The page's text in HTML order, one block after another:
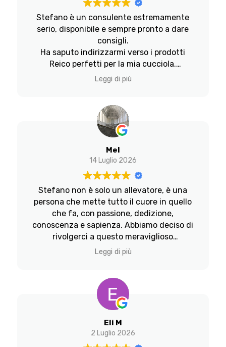
Stefano è un consulente estremamente
serio, disponibile e sempre pronto a dare
consigli.
Ha saputo indirizzarmi verso i prodotti
Reico perfetti per la mia cucciola.
Prima, con le crocchette industriali, la
quando siamo passati a Reico, sta
benissimo.
Grazie mille Stefano per la tua
professionalità!
Leggi di più
Mel
14 Luglio 2026
Stefano non è solo un allevatore, è una
persona che mette tutto il cuore in quello
che fa, con passione, dedizione,
conoscenza e sapienza. Abbiamo deciso di
rivolgerci a questo meraviglioso
allevamento per il nostro primo cucciolo di
genealogia: Stefano ci ha affidato una
creatura meravigliosa, non solo
esteticamente bellissima ma anche
equilibratissima. Ma soprattutto ci ha
donato un vero e proprio pezzo di cuore di
Leggi di più
Eli M
2 Luglio 2026